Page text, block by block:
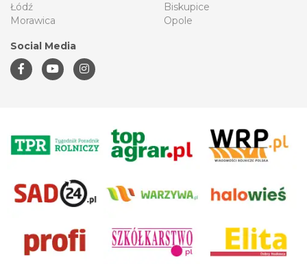
Łódź
Morawica
Biskupice
Opole
Social Media